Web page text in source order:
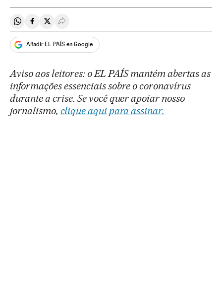
Compartir en Whatsapp
Compartir en Facebook
Compartir en Twitter
Desplegar Redes Sociales
Añadir EL PAÍS en Google
Aviso aos leitores: o EL PAÍS mantém abertas as
informações essenciais sobre o coronavírus
durante a crise. Se você quer apoiar nosso
jornalismo, clique aqui para assinar.